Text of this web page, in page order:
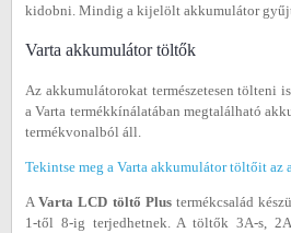
kidobni. Mindig a kijelölt akkumulátor
Varta akkumulátor töltők
Az akkumulátorokat természetesen tölteni
a Varta termékkínálatában megtalálható
termékvonalból áll.
Tekintse meg a Varta akkumulátor töltőit az
AVarta LCD töltő Plustermékcsalád
1-től 8-ig terjedhetnek. A töltők 3A-s,